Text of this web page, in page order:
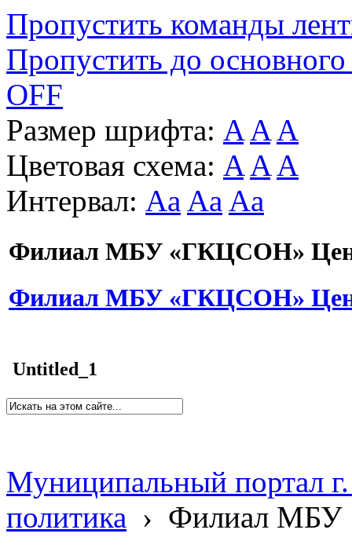
Пропустить команды
Пропустить до основного
OFF
Размер шрифта: A A A
Цветовая схема: A A A
Интервал: Aa Aa Aa
Филиал МБУ «ГКЦСОН»
Филиал МБУ «ГКЦСОН»
Untitled_1
Муниципальный портал
политика › Филиал МБУ